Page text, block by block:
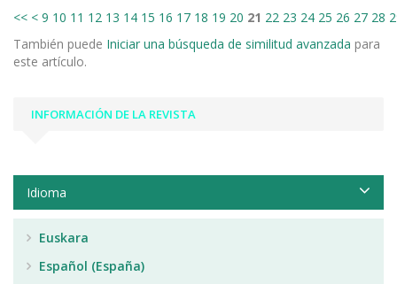
<< < 9 10 11 12 13 14 15 16 17 18 19 20 21 22 23 24 25 26 27 28
También puede Iniciar una búsqueda de similitud avanzada para
este artículo.
INFORMACIÓN DE LA REVISTA
Idioma
Euskara
Español (España)